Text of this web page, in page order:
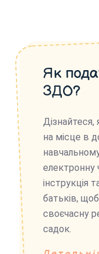
Як
ЗДО?
Дізнайтеся,
на місце в
електронну
інструкція
батьків,
своєчасну
садок.